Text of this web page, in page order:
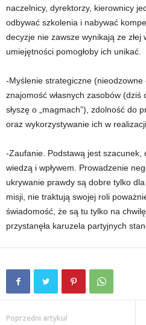
naczelnicy, dyrektorzy, kierownicy
odbywać szkolenia i nabywać
decyzje nie zawsze wynikają ze złej
umiejętności pomogłoby ich unikać.
-Myślenie strategiczne
znajomość własnych zasobów (dziś
słyszę o „magmach”), zdolność do
oraz wykorzystywanie ich w
-Zaufanie. Podstawą jest szacunek,
wiedzą i wpływem. Prowadzenie
ukrywanie prawdy są dobre tylko
misji, nie traktują swojej roli
świadomość, że są tu tylko na
przystanęła karuzela partyjnych
Poprzedni artykuł